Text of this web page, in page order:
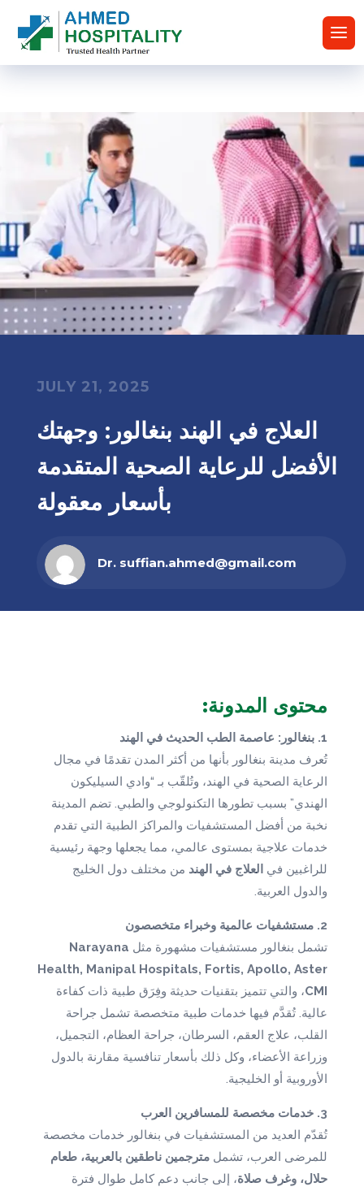
JULY 21, 2025
العلاج في الهند بنغالور: وجهتك
الأفضل للرعاية الصحية المتقدمة
بأسعار معقولة
Dr. suffian.ahmed@gmail.com
محتوى المدونة:
1. بنغالور: عاصمة الطب الحديث في الهند
تُعرف مدينة بنغالور بأنها من أكثر المدن تقدمًا في مجال
الرعاية الصحية في الهند، وتُلقّب بـ “وادي السيليكون
الهندي” بسبب تطورها التكنولوجي والطبي. تضم المدينة
نخبة من أفضل المستشفيات والمراكز الطبية التي تقدم
خدمات علاجية بمستوى عالمي، مما يجعلها وجهة رئيسية
للراغبين في العلاج في الهند من مختلف دول الخليج
والدول العربية.
2. مستشفيات عالمية وخبراء متخصصون
تشمل بنغالور مستشفيات مشهورة مثل Narayana
Health, Manipal Hospitals, Fortis, Apollo, Aster
CMI، والتي تتميز بتقنيات حديثة وفِرَق طبية ذات كفاءة
عالية. تُقدَّم فيها خدمات طبية متخصصة تشمل جراحة
القلب، علاج العقم، السرطان، جراحة العظام، التجميل،
وزراعة الأعضاء، وكل ذلك بأسعار تنافسية مقارنة بالدول
الأوروبية أو الخليجية.
3. خدمات مخصصة للمسافرين العرب
تُقدّم العديد من المستشفيات في بنغالور خدمات مخصصة
للمرضى العرب، تشمل مترجمين ناطقين بالعربية، طعام
حلال، وغرف صلاة، إلى جانب دعم كامل طوال فترة